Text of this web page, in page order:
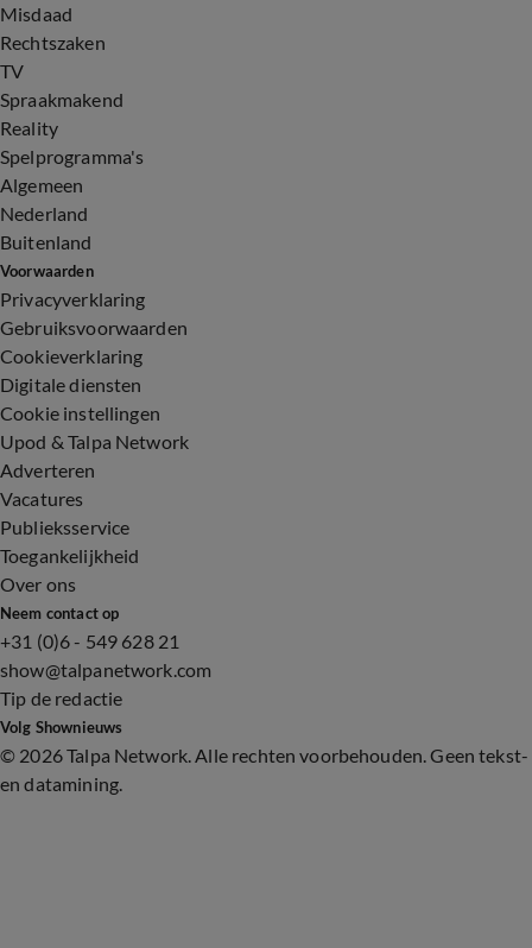
Misdaad
Rechtszaken
TV
Spraakmakend
Reality
Spelprogramma's
Algemeen
Nederland
Buitenland
Voorwaarden
Privacyverklaring
Gebruiksvoorwaarden
Cookieverklaring
Digitale diensten
Cookie instellingen
Upod & Talpa Network
Adverteren
Vacatures
Publieksservice
Toegankelijkheid
Over ons
Neem contact op
+31 (0)6 - 549 628 21
show@talpanetwork.com
Tip de redactie
Volg Shownieuws
© 2026 Talpa Network. Alle rechten voorbehouden. Geen tekst-
en datamining.